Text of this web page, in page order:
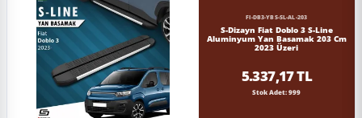
FI-DB3-YBS-SL-AL-203
S-Dizayn Fiat Doblo 3 S-Line
Aluminyum Yan Basamak 203 Cm
2023 Üzeri
5.337,17 TL
Stok Adet: 999